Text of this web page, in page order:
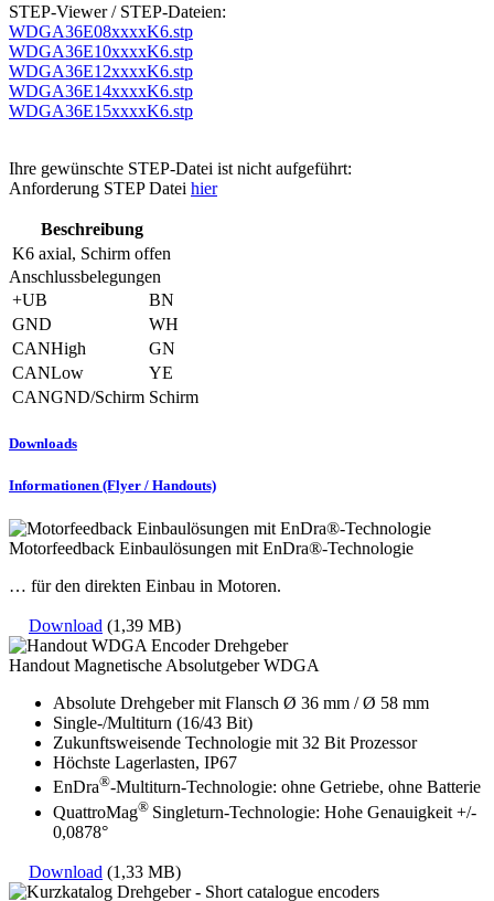
STEP-Viewer / STEP-Dateien:
WDGA36E08xxxxK6.stp
WDGA36E10xxxxK6.stp
WDGA36E12xxxxK6.stp
WDGA36E14xxxxK6.stp
WDGA36E15xxxxK6.stp
Ihre gewünschte STEP-Datei ist nicht aufgeführt:
Anforderung STEP Datei hier
Beschreibung
K6 axial, Schirm offen
Anschlussbelegungen
+UB
BN
GND
WH
CANHigh
GN
CANLow
YE
CANGND/Schirm Schirm
Downloads
Informationen (Flyer / Handouts)
Motorfeedback Einbaulösungen mit EnDra®-Technologie
… für den direkten Einbau in Motoren.
Download (1,39 MB)
Handout Magnetische Absolutgeber WDGA
Absolute Drehgeber mit Flansch Ø 36 mm / Ø 58 mm
Single-/Multiturn (16/43 Bit)
Zukunftsweisende Technologie mit 32 Bit Prozessor
Höchste Lagerlasten, IP67
EnDra®-Multiturn-Technologie: ohne Getriebe, ohne Batterie
QuattroMag® Singleturn-Technologie: Hohe Genauigkeit +/-
0,0878°
Download (1,33 MB)